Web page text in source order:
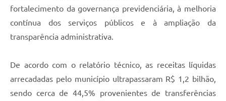
fortalecimento da governança previdenciária, à melhoria
contínua dos serviços públicos e à ampliação da
transparência administrativa.
De acordo com o relatório técnico, as receitas líquidas
arrecadadas pelo município ultrapassaram R$ 1,2 bilhão,
sendo cerca de 44,5% provenientes de transferências